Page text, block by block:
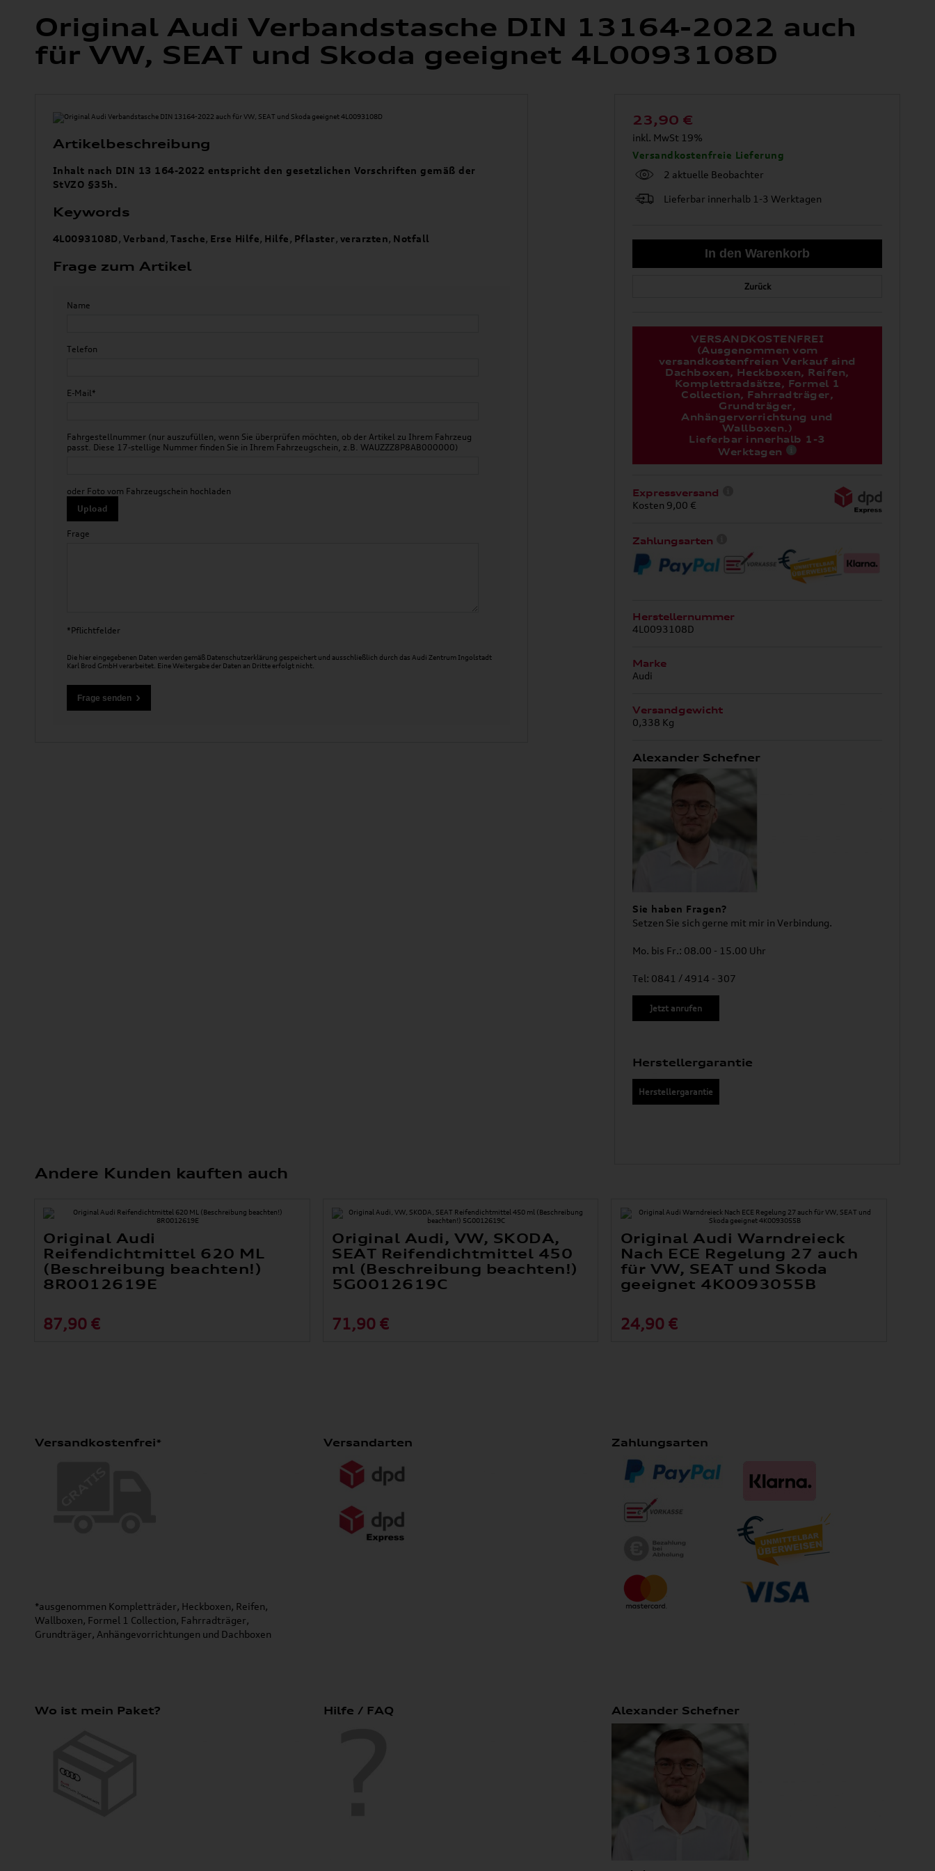
Original Audi Verbandstasche DIN 13164-2022 auch
für VW, SEAT und Skoda geeignet 4L0093108D
Artikelbeschreibung
Inhalt nach DIN 13 164-2022 entspricht den gesetzlichen Vorschriften gemäß der
StVZO §35h.
Keywords
4L0093108D, Verband,Tasche, Erse Hilfe, Hilfe, Pflaster, verarzten, Notfall
Frage zum Artikel
Name
Telefon
E-Mail*
Fahrgestellnummer (nur auszufüllen, wenn Sie überprüfen möchten, ob der Artikel zu Ihrem Fahrzeug
passt. Diese 17-stellige Nummer finden Sie in Ihrem Fahrzeugschein, z.B. WAUZZZ8P8AB000000)
oder Foto vom Fahrzeugschein hochladen
Upload
Frage
*Pflichtfelder
Die hier eingegebenen Daten werden gemäß Datenschutzerklärung gespeichert und ausschließlich durch das Audi Zentrum Ingolstadt
Karl Brod GmbH verarbeitet. Eine Weitergabe der Daten an Dritte erfolgt nicht.
23,90 €
inkl. MwSt 19%
Versandkostenfreie Lieferung
2 aktuelle Beobachter
Lieferbar innerhalb 1-3 Werktagen
Zurück
VERSANDKOSTENFREI
(Ausgenommen vom
versandkostenfreien Verkauf sind
Dachboxen, Heckboxen, Reifen,
Komplettradsätze, Formel 1
Collection, Fahrradträger,
Grundträger,
Anhängervorrichtung und
Wallboxen.)
Lieferbar innerhalb 1-3
Werktagen
Expressversand
Kosten 9,00 €
Zahlungsarten
Herstellernummer
4L0093108D
Marke
Audi
Versandgewicht
0,338 Kg
Alexander Schefner
Sie haben Fragen?
Setzen Sie sich gerne mit mir in Verbindung.
Mo. bis Fr.: 08.00 - 15.00 Uhr
Tel: 0841 / 4914 - 307
Jetzt anrufen
Herstellergarantie
Herstellergarantie
Andere Kunden kauften auch
Original Audi
Reifendichtmittel 620 ML
(Beschreibung beachten!)
8R0012619E
87,90 €
Original Audi, VW, SKODA,
SEAT Reifendichtmittel 450
ml (Beschreibung beachten!)
5G0012619C
71,90 €
Original Audi Warndreieck
Nach ECE Regelung 27 auch
für VW, SEAT und Skoda
geeignet 4K0093055B
24,90 €
Versandkostenfrei*
*ausgenommen Kompletträder, Heckboxen, Reifen,
Wallboxen, Formel 1 Collection, Fahrradträger,
Grundträger, Anhängevorrichtungen und Dachboxen
Versandarten Zahlungsarten
Wo ist mein Paket? Hilfe / FAQ Alexander Schefner